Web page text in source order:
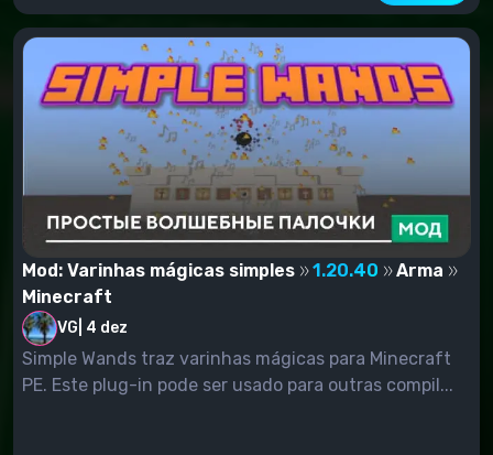
Mod: Varinhas mágicas simples 1.20.40
Arma
Minecraft
VG 4 dez
Simple Wands traz varinhas mágicas para Minecraft
PE. Este plug-in pode ser usado para outras compil...